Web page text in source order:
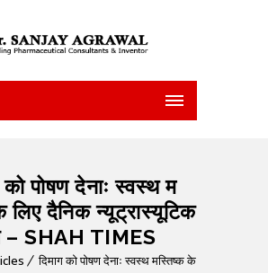
को पोषण देनाः स्वस्थ म
लिए दैनिक न्यूट्रास्यूटिक
– SHAH TIMES
दिमाग को पोषण देनाः स्वस्थ मस्तिष्क के